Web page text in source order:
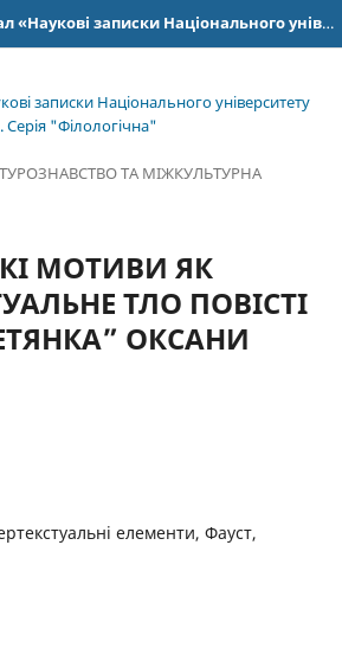
Науковий журнал «Наукові записки Національного університету «Острозька академія»: серія «Філологія»
записки Національного університету
"Філологічна"
ТА МІЖКУЛЬТУРНА
МОТИВИ ЯК
ТЛО ПОВІСТІ
ОКСАНИ
елементи, Фауст,